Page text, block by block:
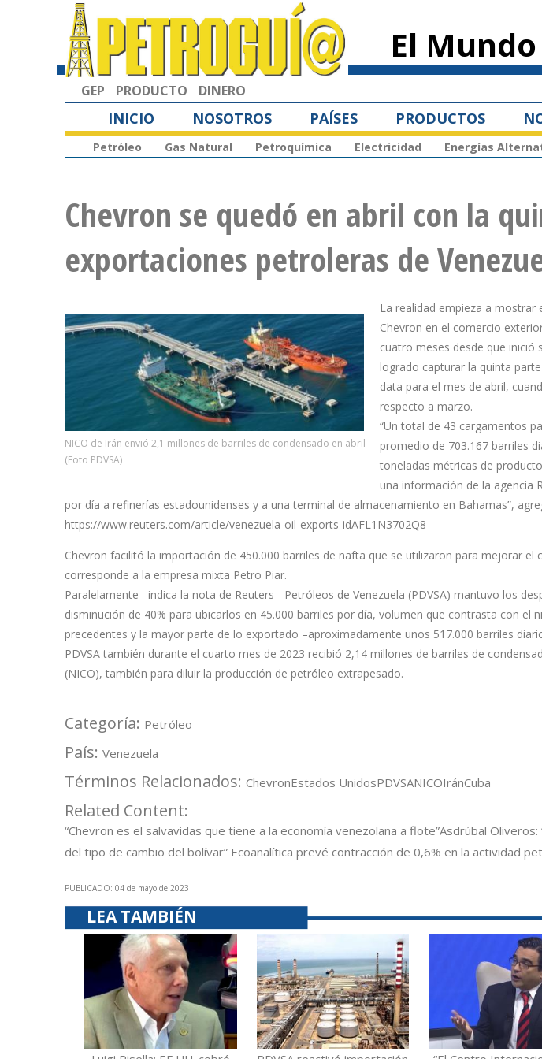
principal
El
GEP PRODUCTO DINERO
INICIO NOSOTROS PAÍSES PRODUCTOS
Petróleo Gas Natural Petroquímica Electricidad Energías
Chevron se quedó en abril con la
exportaciones petroleras de
NICO de Irán envió 2,1 millones de barriles de condensado en abril
(Foto PDVSA)
La realidad empieza a
Chevron en el comercio
cuatro meses desde que inició
logrado capturar la quinta
data para el mes de abril,
respecto a marzo.
“Un total de 43 cargamentos
promedio de 703.167 barriles
toneladas métricas de
una información de la agencia
por día a refinerías estadounidenses y a una terminal de almacenamiento en Bahamas”,
https://www.reuters.com/article/venezuela-oil-exports-idAFL1N3702Q8
Chevron facilitó la importación de 450.000 barriles de nafta que se utilizaron para mejorar el
corresponde a la empresa mixta Petro Piar.
Paralelamente –indica la nota de Reuters- Petróleos de Venezuela (PDVSA) mantuvo los
disminución de 40% para ubicarlos en 45.000 barriles por día, volumen que contrasta con el
precedentes y la mayor parte de lo exportado –aproximadamente unos 517.000 barriles
PDVSA también durante el cuarto mes de 2023 recibió 2,14 millones de barriles de
(NICO), también para diluir la producción de petróleo extrapesado.
Categoría: Petróleo
País: Venezuela
Términos Relacionados: ChevronEstados UnidosPDVSANICOIránCuba
Related Content:
“Chevron es el salvavidas que tiene a la economía venezolana a flote”Asdrúbal Oliveros:
del tipo de cambio del bolívar” Ecoanalítica prevé contracción de 0,6% en la actividad
PUBLICADO: 04 de mayo de 2023
LEA TAMBIÉN